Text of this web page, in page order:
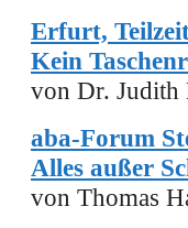
Erfurt,
Kein
von Dr. Judith
aba-Forum
Alles außer
von Thomas